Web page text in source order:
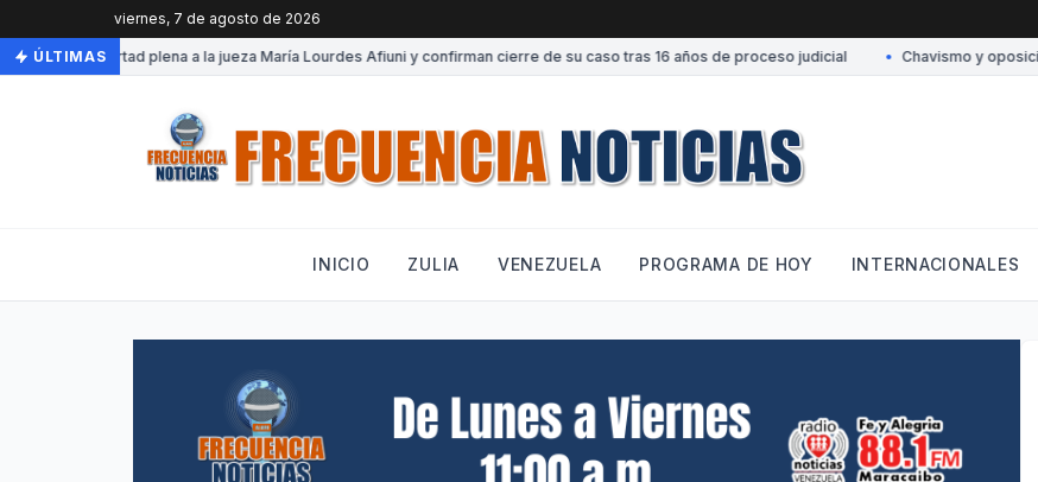
viernes, 7 de agosto de 2026
ÚLTIMAS
Otorgan libertad plena a la jueza María Lourdes Afiuni y confirman cierre de su caso tras 16 años de proceso judicial Chavismo y
INICIO ZULIA VENEZUELA PROGRAMA DE HOY INTERNACIONALES